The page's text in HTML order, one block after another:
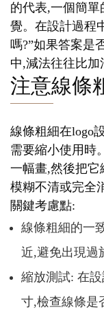
的代表,一個簡
覺。在設計過程
嗎?”如果答案是
中,減法往往比加
注意線條
線條粗細在logo
需要縮小使用時
一幅畫,然後把
模糊不清或完全
關鍵考慮點:
線條粗細的一
近,避免出現過
縮放測試: 在
寸,檢查線條是